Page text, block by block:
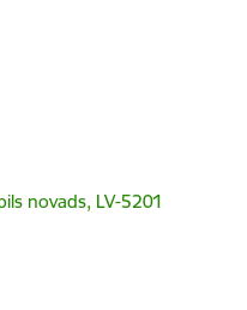
novads, LV-5201